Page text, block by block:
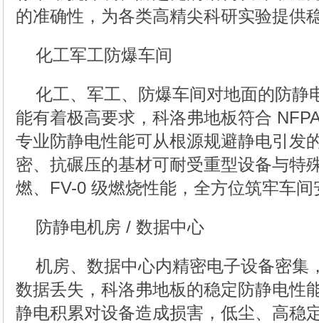
的准确性，为各类高精尖科研实验提供
化工军工防爆车间
化工、军工、防爆车间对地面的防静
能有着极高要求，科洛弗地板符合
专业防静电性能可从根源规避静电引发
密、抗碾压的基材可耐受重型设备与特
燃、FV-0 级燃烧性能，全方位筑牢车
防静电机房 / 数据中心
机房、数据中心内精密电子设备密集
数据丢失，科洛弗地板的稳定防静电性
静电积累对设备造成损害，低尘、高稳